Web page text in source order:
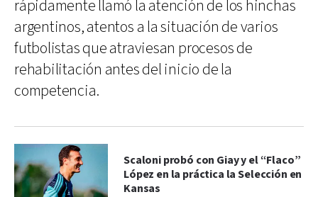
rápidamente llamó la atención de los hinchas
argentinos, atentos a la situación de varios
futbolistas que atraviesan procesos de
rehabilitación antes del inicio de la
competencia.
Scaloni probó con Giay y el “Flaco”
López en la práctica la Selección en
Kansas